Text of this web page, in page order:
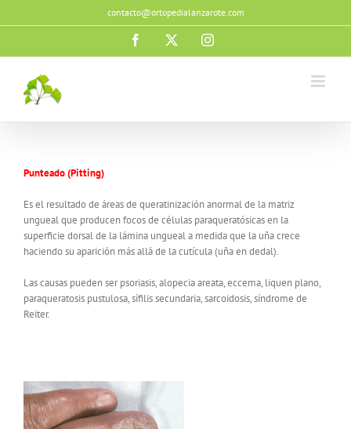
al
contacto@ortopedialanzarote.com
Facebook Instagram
Punteado (Pitting)
Es el resultado de áreas de queratinización anormal de la matriz
ungueal que producen focos de células paraqueratósicas en la
superficie dorsal de la lámina ungueal a medida que la uña crece
haciendo su aparición más allá de la cutícula (uña en dedal).
Las causas pueden ser psoriasis, alopecia areata, eccema, liquen plano,
paraqueratosis pustulosa, sífilis secundaria, sarcoidosis, síndrome de
Reiter.